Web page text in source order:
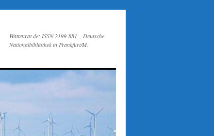
Wattenrat.de: ISSN 2199-881 – Deutsche
Nationalbibliothek in Frankfurt/M.